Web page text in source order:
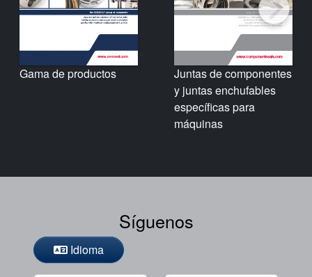
Gama de productos
Juntas de componentes
y juntas enchufables
específicas para
máquinas
Síguenos
Idioma